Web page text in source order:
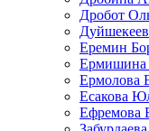
Дробот
Еремин
Ермишина
Ермолова
Есакова
Ефремова